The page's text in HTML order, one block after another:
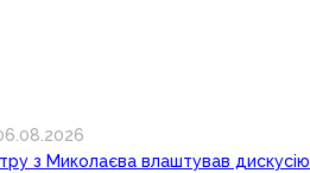
з Миколаєва влаштував дискусію